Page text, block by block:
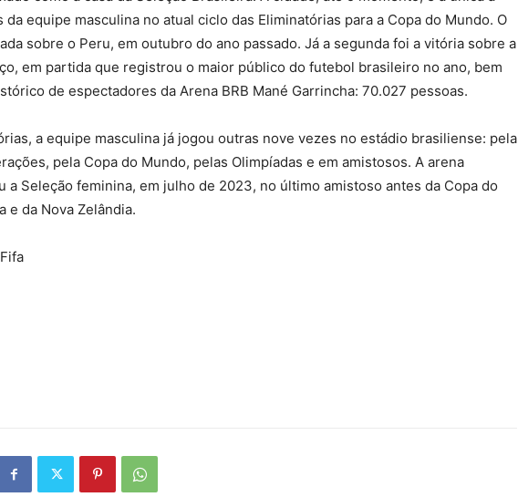
equipe masculina no atual ciclo das Eliminatórias para a Copa do Mundo. O
sobre o Peru, em outubro do ano passado. Já a segunda foi a vitória sobre a
em partida que registrou o maior público do futebol brasileiro no ano, bem
de espectadores da Arena BRB Mané Garrincha: 70.027 pessoas.
a equipe masculina já jogou outras nove vezes no estádio brasiliense: pela
pela Copa do Mundo, pelas Olimpíadas e em amistosos. A arena
a Seleção feminina, em julho de 2023, no último amistoso antes da Copa do
e da Nova Zelândia.